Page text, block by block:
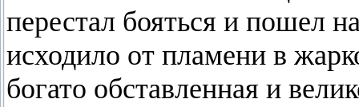
перестал бояться и пошел
исходило от пламени в
богато обставленная и